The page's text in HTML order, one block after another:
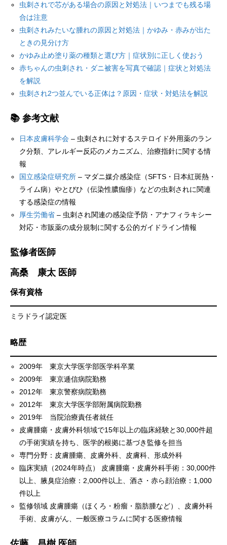
虫刺されで芯がある場合の原因と対処法｜いつまでも残る場
合は注意
虫刺されみたいな腫れの原因と対処法｜かゆみ・赤みが出た
ときの見分け方
かゆみ止め塗り薬の種類と選び方｜症状別に正しく使おう
赤ちゃんの虫刺され・ダニ被害を写真で確認｜症状と対処法
を解説
虫刺され2つ並んでいる正体は？原因・症状・対処法を解説
📚 参考文献
日本皮膚科学会 – 虫刺されに対するステロイド外用薬のラン
ク分類、アレルギー反応のメカニズム、治療指針に関する情
報
国立感染症研究所 – マダニ媒介感染症（SFTS・日本紅斑熱・
ライム病）やとびひ（伝染性膿痂疹）などの虫刺されに関連
する感染症の情報
厚生労働省 – 虫刺され関連の感染症予防・アナフィラキシー
対応・市販薬の成分規制に関する公的ガイドライン情報
監修者医師
高桑 康太 医師
保有資格
ミラドライ認定医
略歴
2009年 東京大学医学部医学科卒業
2009年 東京逓信病院勤務
2012年 東京警察病院勤務
2012年 東京大学医学部附属病院勤務
2019年 当院治療責任者就任
皮膚腫瘍・皮膚外科領域で15年以上の臨床経験と30,000件超
の手術実績を持ち、医学的根拠に基づき監修を担当
専門分野：皮膚腫瘍、皮膚外科、皮膚科、形成外科
臨床実績（2024年時点） 皮膚腫瘍・皮膚外科手術：30,000件
以上、腋臭症治療：2,000件以上、酒さ・赤ら顔治療：1,000
件以上
監修領域 皮膚腫瘍（ほくろ・粉瘤・脂肪腫など）、皮膚外科
手術、皮膚がん、一般医療コラムに関する医療情報